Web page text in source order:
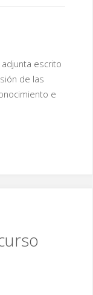
escrito
de las
e